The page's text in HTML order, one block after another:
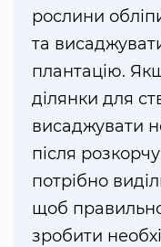
рослини
та
плантацію.
ділянки для
висаджувати
після
потрібно
щоб правильно
зробити